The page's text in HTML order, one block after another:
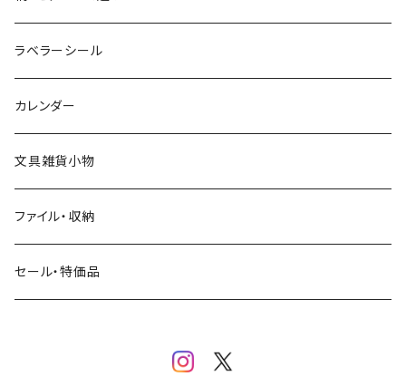
ミモザ
お花・フラワー・グリーン・植物
ミナペルホネン
BGM
eric
SAIEN
田村美紀
パピアプラッツ（作家もの）
Hutte paper works
ヨハク
eric
浅野みどり
西淑
フルーツ
食べ物・フード・スイーツ
パン・ブレッド
カフェ
コーヒー・飲み物・クリームソーダ
ラベラーシール
カレンダー
文具雑貨小物
ファイル・収納
セール・特価品